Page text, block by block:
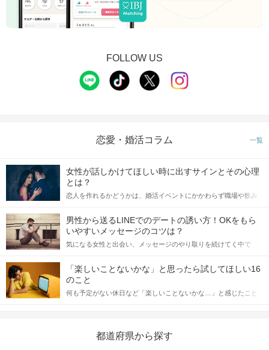
FOLLOW US
恋愛・婚活コラム 一覧
女性が話しかけてほしい時に出すサインとその心理
とは？
恋人を作れるかどうかは、婚活イベントにかかわらず職場や飲み
てアプローチできるかにも左右されます。 これから恋人作りを本
格的に始めようとしている方は、女性が異性を求めて出すサイン
をしっかりと理解し、正しい行動に移せるかどうかが重要。 この
記事では、女性が話しかけて欲しい時に出すサインとその心理を
合にどのような行動に繋げるべきかをご紹介していきます。
男性から送るLINEでのデートの誘い方！OKをもら
いやすいメッセージのコツは？
気になる女性と出会い、メッセージのやり取りを続けてく中で
しかし、中には「どう誘ったらいいの？」とお困りの男性もいら
っしゃるのではないでしょうか。 そこで今回は、男性から女性へ
送るLINEでのデートの誘い方のコツをご紹介します。例文も混じ
えながら解説するので、ぜひ参考にしてください。
「楽しいことないかな」と思ったら試してほしい16
のこと
何も予定がない休日など「楽しいことないかな…」と感じたこと
の楽しいことアイデアを集めました♪ いままさに楽しいことを探し
都道府県から探す